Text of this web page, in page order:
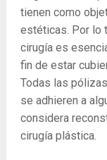
tienen como
estéticas. Por lo
cirugía es
fin de estar
Todas las
se adhieren a
considera
cirugía plástica.